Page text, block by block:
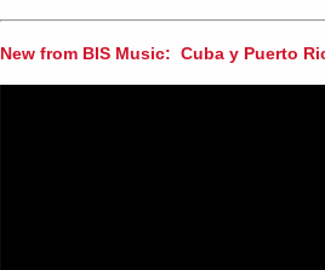
New from BIS Music: Cuba y Puerto